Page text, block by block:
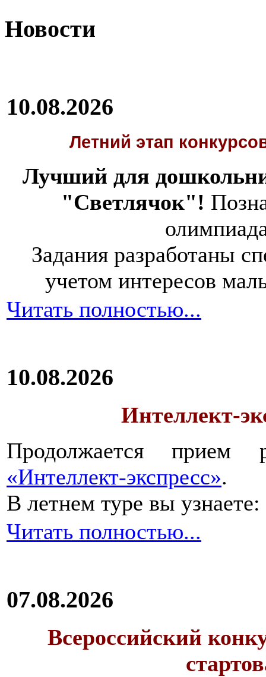
Новости
10.08.2026
Летний этап
Лучший для
"Светлячок"!
Задания разработаны
учетом интересов
Читать полностью...
10.08.2026
Интеллект-
Продолжается прием
«Интеллект-экспресс».
В летнем туре вы узнаете:
Читать полностью...
07.08.2026
Всероссийский